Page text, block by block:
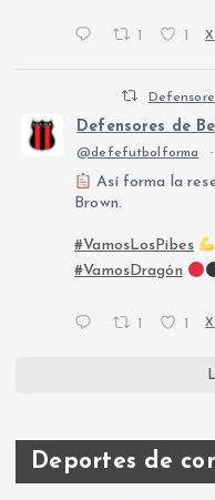
X
Defensores de
@defefutbolforma ·
Así forma la
Brown.
#VamosLosPibes
#VamosDragón
1 1 X
Deportes de